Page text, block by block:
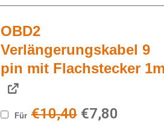
OBD2
Verlängerungskabel 9
pin mit Flachstecker
Für €10,40 €7,80